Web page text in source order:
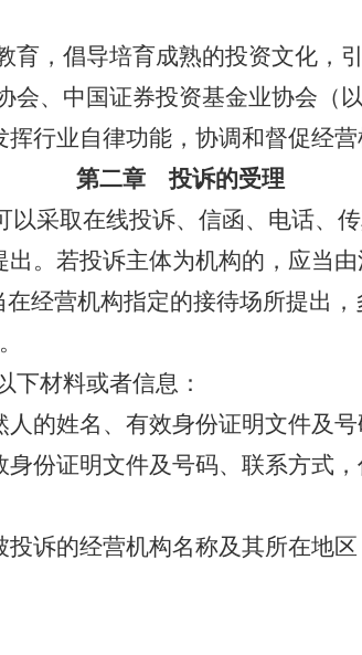
育，倡导培育成熟的投资文化，
会、中国证券投资基金业协会（
挥行业自律功能，协调和督促经营
第二章 投诉的受理
采取在线投诉、 信函、电话、
。若投诉主体为机构的，应当由
经营机构指定的接待场所提出
下材料或者信息：
姓名、有效身份证明文件及号
份证明文件及号码、联系方式
诉的经营机构名称及其所在地区